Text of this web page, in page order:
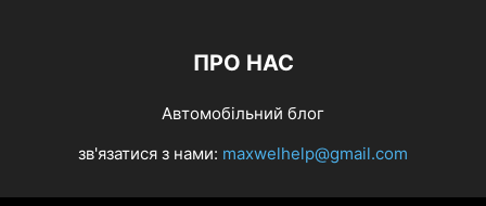
ПРО НАС
Автомобільний блог
зв'язатися з нами: maxwelhelp@gmail.com